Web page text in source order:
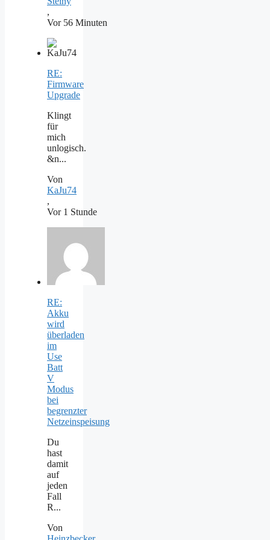
,
Vor 56 Minuten
RE:
Firmware
Upgrade
Klingt
für
mich
unlogisch.
&n...
Von
KaJu74
,
Vor 1 Stunde
RE:
Akku
wird
überladen
im
Use
Batt
V
Modus
bei
begrenzter
Netzeinspeisung
Du
hast
damit
auf
jeden
Fall
R...
Von